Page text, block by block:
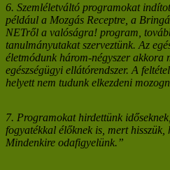
6. Szemléletváltó programokat
például a Mozgás Receptre, a
NETről a valóságra! program,
tanulmányutakat szerveztünk. Az
életmódunk három-négyszer akkora
egészségügyi ellátórendszer. A
helyett nem tudunk elkezdeni
7. Programokat hirdettünk
fogyatékkal élőknek is, mert
Mindenkire odafigyelünk.”